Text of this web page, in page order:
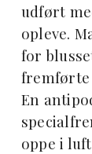
udført
opleve.
for
fremførte
En
oppe i